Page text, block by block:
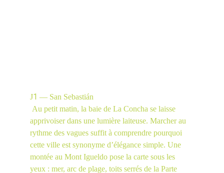
J1 — San Sebastián
apprivoiser dans une lumière laiteuse. Marcher au
rythme des vagues suffit à comprendre pourquoi
cette ville est synonyme d’élégance simple. Une
montée au Mont Igueldo pose la carte sous les
yeux : mer, arc de plage, toits serrés de la Parte